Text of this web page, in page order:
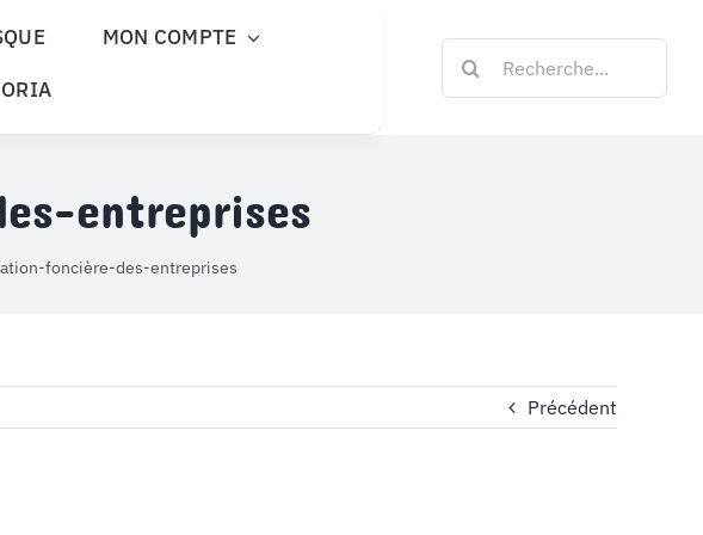
MON COMPTE
entreprises
foncière-des-entreprises
Précédent